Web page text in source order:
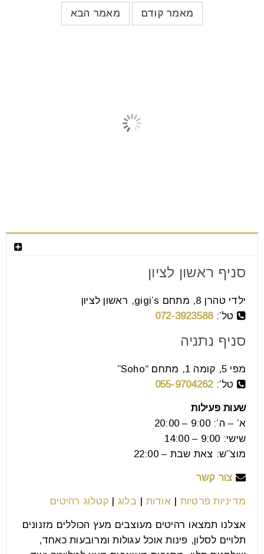
מאמר קודם מאמר הבא
למה מעצבי פנים בוחרים רהיטים רק
אחרי שהם רואים את הרצפה
16 יול
רוב האנשים מרהטים את הבית שלהם מהספה החוצה:
מסתכלים למטה.
קרא עוד
סניף ראשון לציון
ילדי טהרן 8, מתחם gigi’s, ראשון לציון
טל’:072-3923588
סניף נתניה
מפי 5, קומה 1, מתחם “Soho”
טל’:055-9704262
שעות פעילות
א’ – ה’: 9:00 – 20:00
שישי: 9:00 – 14:00
מוצ”ש: צאת שבת – 22:00
צור קשר
מדיניות פרטיות |אודות בלוג קטלוג רהיטים
אצלנו תמצאו רהיטים מעוצבים מעץ הכוללים מזנונים
תלויים לסלון, פינות אוכל עגולות ומרובעות כאחד,